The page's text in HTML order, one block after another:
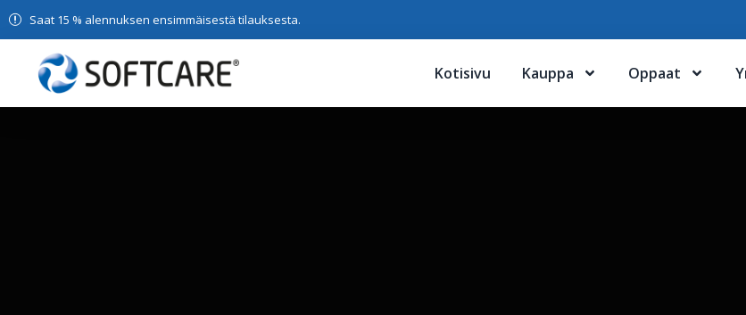
Saat 15 % alennuksen ensimmäisestä tilauksesta.
Kotisivu Kauppa Oppaat